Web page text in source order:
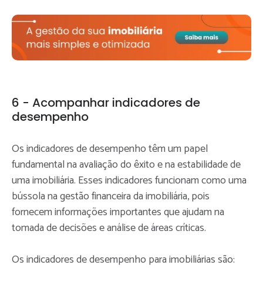
6 - Acompanhar indicadores de
desempenho
Os indicadores de desempenho têm um papel
fundamental na avaliação do êxito e na estabilidade de
uma imobiliária. Esses indicadores funcionam como uma
bússola na gestão financeira da imobiliária, pois
fornecem informações importantes que ajudam na
tomada de decisões e análise de áreas críticas.
Os indicadores de desempenho para imobiliárias são: